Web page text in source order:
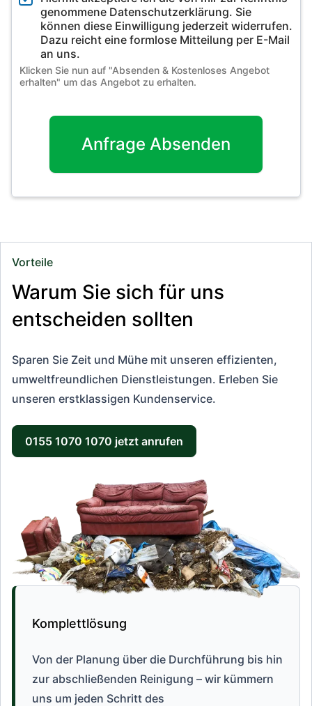
genommene Datenschutzerklärung. Sie
können diese Einwilligung jederzeit widerrufen.
Dazu reicht eine formlose Mitteilung per E-Mail
an uns.
Klicken Sie nun auf "Absenden & Kostenloses Angebot
erhalten" um das Angebot zu erhalten.
Anfrage Absenden
Komplettlösung
Von der Planung über die Durchführung bis hin
zur abschließenden Reinigung – wir kümmern
uns um jeden Schritt des
Vorteile
Warum Sie sich für uns
entscheiden sollten
Sparen Sie Zeit und Mühe mit unseren effizienten,
umweltfreundlichen Dienstleistungen. Erleben Sie
unseren erstklassigen Kundenservice.
0155 1070 1070 jetzt anrufen